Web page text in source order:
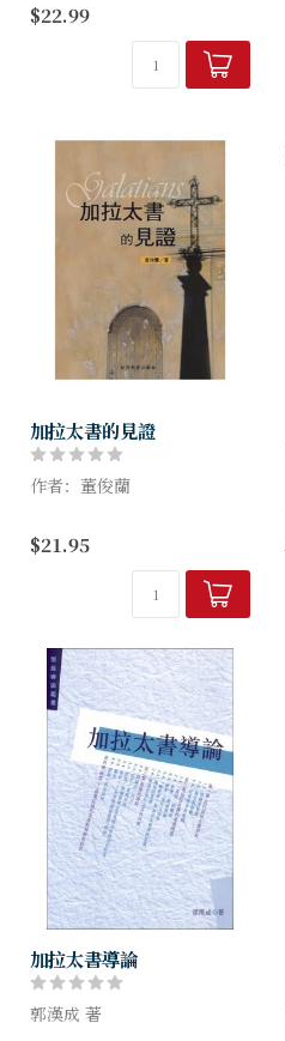
“ 经文原意”：帮助读者明
白圣经经文在原来历史处境中
“ 应用原则...
$22.99
加拉太書的見證
作者：董俊蘭
長時間鑽研保羅神學的成果，
陪伴有興趣研究《加拉太書》
的基督徒，遨遊在保羅的神學
花園，與他促膝長談，然後跟
$21.95
加拉太書導論
郭漢成 著